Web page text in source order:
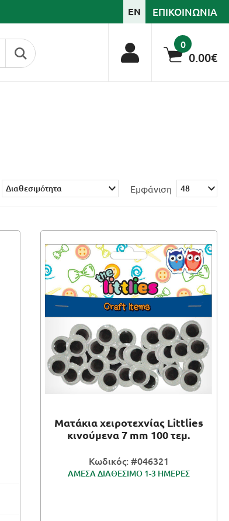
EN ΕΠΙΚΟΙΝΩΝΙΑ
0
0.00€
Εμφάνιση
Ματάκια χειροτεχνίας Littlies
κινούμενα 7 mm 100 τεμ.
Κωδικός: #046321
ΑΜΕΣΑ ΔΙΑΘΕΣΙΜΟ 1-3 ΗΜΕΡΕΣ